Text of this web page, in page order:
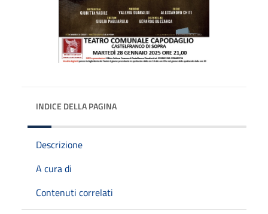
INDICE DELLA PAGINA
Descrizione
A cura di
Contenuti correlati